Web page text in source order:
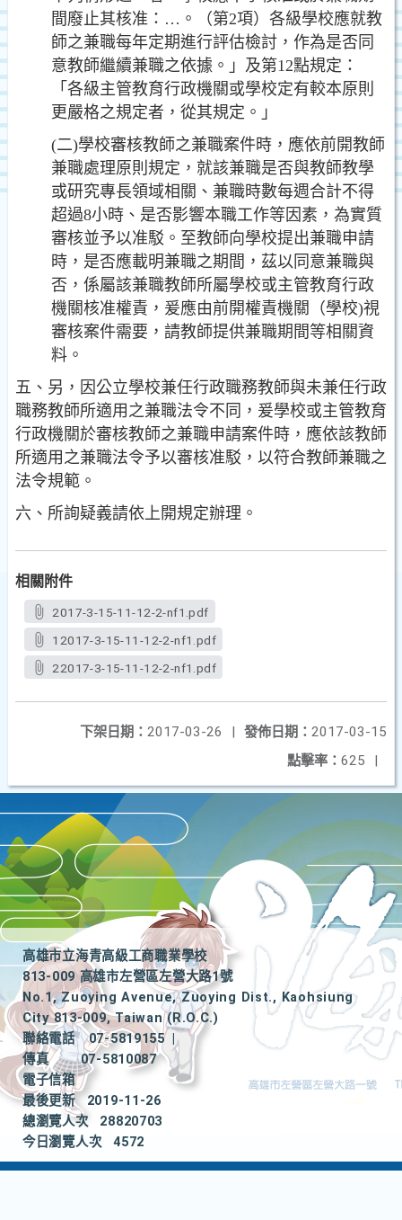
間廢止其核准：…。（第2項）各級學校應就教
師之兼職每年定期進行評估檢討，作為是否同
意教師繼續兼職之依據 。」及第12點規定：
「各級主管教育行政機關或學校定有較本原則
更嚴格之規定者，從其規定。」
(二)學校審核教師之兼職案件時，應依前開教師
兼職處理原則規定，就該兼職是否與教師教學
或研究專長領域相關 、兼職時數每週合計不得
超過8小時、是否影響本職工作等因素，為實質
審核並予以准駁。至教師向學校提出兼職申請
時，是否應載明兼職之期間，茲以同意兼職與
否，係屬該兼職教師所屬學校或主管教育行政
機關核准權責，爰應由前開權責機關（學校)視
審核案件需要，請教師提供兼職期間等相關資
料。
五、另，因公立學校兼任行政職務教師與未兼任行政
職務教師所適用之兼職法令不同，爰學校或主管教育
行政機關於審核教師之兼職申請案件時，應依該教師
所適用之兼職法令予以審核准駁，以符合教師兼職之
法令規範。
六、所詢疑義請依上開規定辦理。
相關附件
2017-3-15-11-12-2-nf1.pdf
12017-3-15-11-12-2-nf1.pdf
22017-3-15-11-12-2-nf1.pdf
發佈日期： 2017-03-15
下架日期： 2017-03-26
|
點擊率： 625 |
高雄市立海青高級工商職業學校
813-009 高雄市左營區左營大路1號
No.1, Zuoying Avenue, Zuoying Dist., Kaohsiung
City 813-009, Taiwan (R.O.C.)
聯絡電話
07-5819155
|
傳真
07-5810087
電子信箱
最後更新
2019-11-26
總瀏覽人次
28820703
今日瀏覽人次
4572